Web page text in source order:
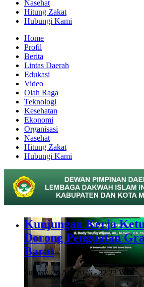
Nasehat
Hitung Zakat
Hubungi Kami
Home
Profil
Berita
Lintas Daerah
Edukasi
Video
Olah Raga
Teknologi
Kesehatan
Ekonomi
Organisasi
Nasehat
Hitung Zakat
Hubungi Kami
Kunjungan Kerja
Dorong Penguatan
Barat
Sunday, 26 Apr 2026 - 22:23 WIB